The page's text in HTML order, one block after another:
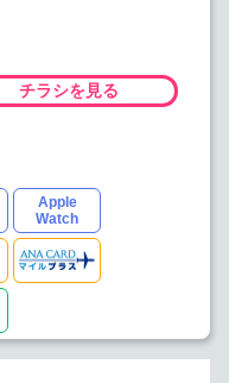
チラシを見る
Apple
Watch